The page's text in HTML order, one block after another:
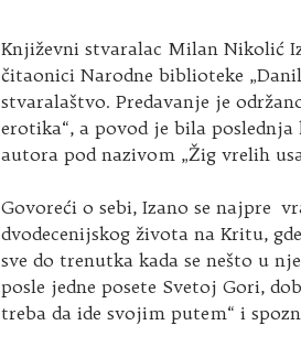
Književni stvaralac Milan Nikolić
čitaonici Narodne biblioteke
stvaralaštvo. Predavanje je
erotika“, a povod je bila
autora pod nazivom „Žig vrelih
Govoreći o sebi, Izano se najpre
dvodecenijskog života na Kritu,
sve do trenutka kada se nešto u
posle jedne posete Svetoj Gori,
treba da ide svojim putem“ i